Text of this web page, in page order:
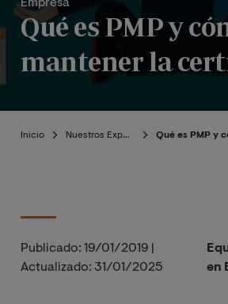
Empresa
Qué es PMP y
mantener la
Inicio Nuestros Expertos Qué es PMP y
Publicado: 19/01/2019
Actualizado: 31/01/2025
en